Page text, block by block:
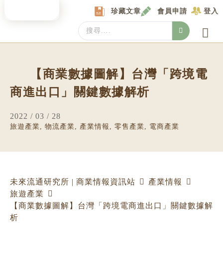
珍藏文章 會員申請 登入
Search
...
【商業數據圖解】台灣「跨境電
商進出口」關鍵數據解析
2022 / 03 / 28
旅遊產業, 物流產業, 產業情報 , 零售產業, 電商產業
未來流通研究所 | 商業情報資訊站
產業情報
旅遊產業
【商業數據圖解】台灣「跨境電商進出口」關鍵數據解
析